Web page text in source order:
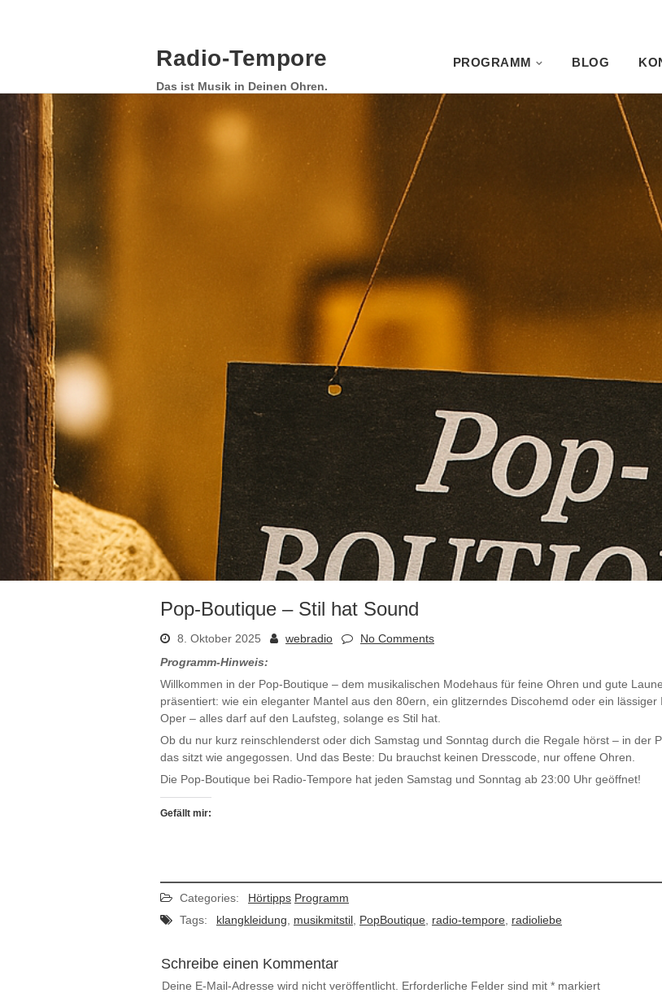
Radio-Tempore
Das ist Musik in Deinen Ohren.
PROGRAMM BLOG
Pop-Boutique – Stil hat Sound
8. Oktober 2025 webradio
No Comments
Programm-Hinweis:
Willkommen in der Pop-Boutique – dem musikalischen Modehaus für feine Ohren und gute
präsentiert: wie ein eleganter Mantel aus den 80ern, ein glitzerndes Discohemd oder ein
Oper – alles darf auf den Laufsteg, solange es Stil hat.
Ob du nur kurz reinschlenderst oder dich Samstag und Sonntag durch die Regale hörst – in der
das sitzt wie angegossen. Und das Beste: Du brauchst keinen Dresscode, nur offene Ohren.
Die Pop-Boutique bei Radio-Tempore hat jeden Samstag und Sonntag ab 23:00 Uhr geöffnet!
Gefällt mir:
Categories: Hörtipps Programm
Tags:
klangkleidung musikmitstil PopBoutique radio-tempore radioliebe
Schreibe einen Kommentar
Deine E-Mail-Adresse wird nicht veröffentlicht. Erforderliche Felder sind mit * markiert